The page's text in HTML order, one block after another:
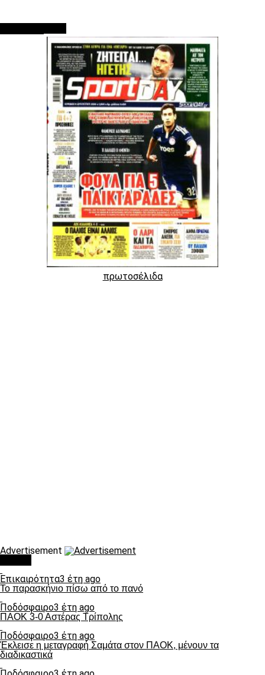
πρωτοσέλιδα
Advertisement
Επικαιρότητα3 έτη ago
Το παρασκήνιο πίσω από το πανό
Ποδόσφαιρο3 έτη ago
ΠΑΟΚ 3-0 Αστέρας Τρίπολης
Ποδόσφαιρο3 έτη ago
Έκλεισε η μεταγραφή Σαμάτα στον ΠΑΟΚ, μένουν τα
διαδικαστικά